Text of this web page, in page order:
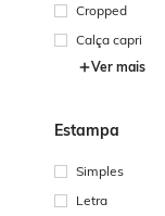
Cropped
Calça capri
Ver mais
Estampa
Simples
Letra